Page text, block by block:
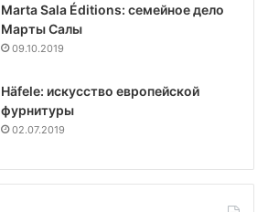
Marta Sala Éditions: семейное дело
Марты Салы
09.10.2019
Häfele: искусство европейской
фурнитуры
02.07.2019